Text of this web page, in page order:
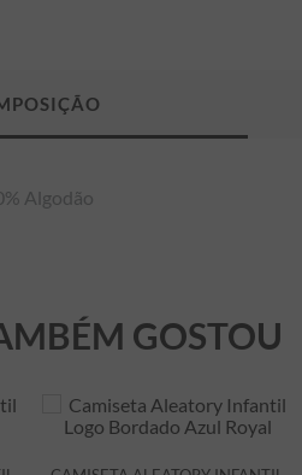
Algodão
GOSTOU